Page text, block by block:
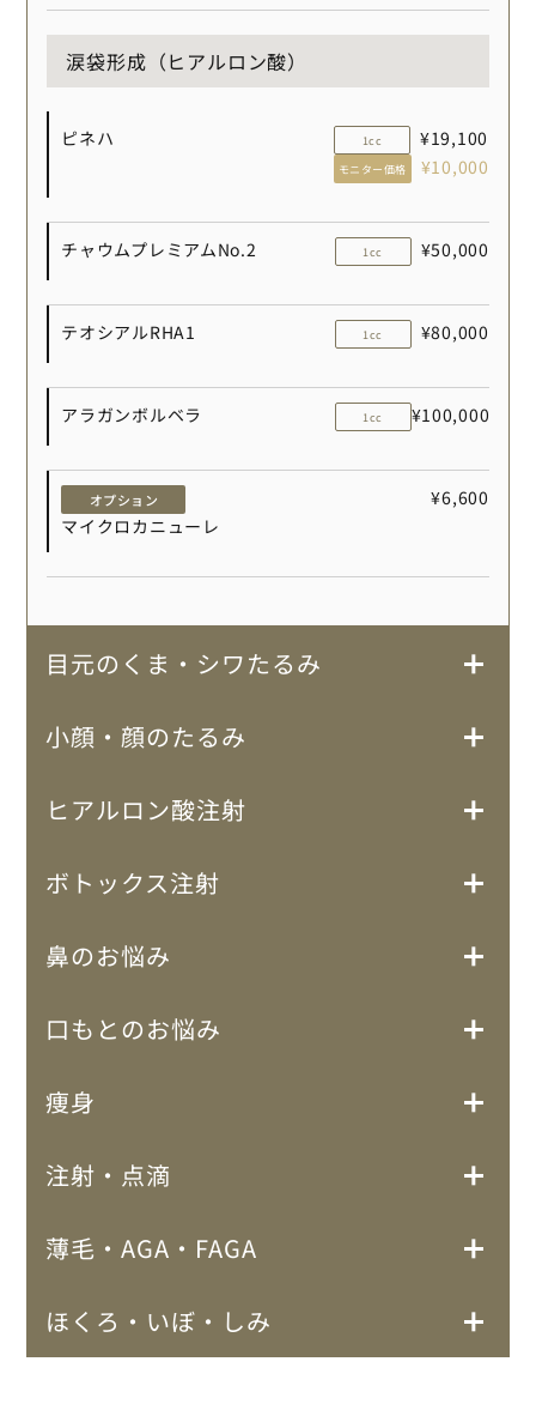
涙袋形成（ヒアルロン酸）
ピネハ 1cc ¥19,100
モニター価格 ¥10,000
チャウムプレミアムNo.2 1cc ¥50,000
テオシアルRHA1 1cc ¥80,000
アラガンボルベラ 1cc ¥100,000
オプション
マイクロカニューレ
¥6,600
目元のくま・シワたるみ
小顔・顔のたるみ
ヒアルロン酸注射
ボトックス注射
鼻のお悩み
口もとのお悩み
痩身
注射・点滴
薄毛・AGA・FAGA
ほくろ・いぼ・しみ